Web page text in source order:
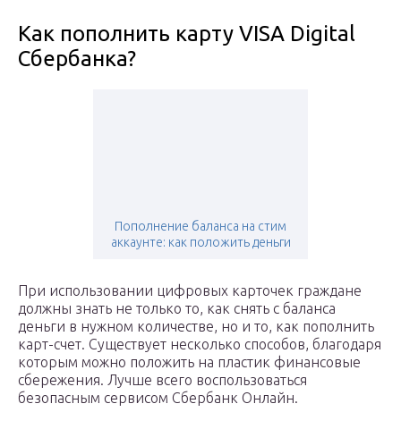
Как пополнить карту VISA Digital
Сбербанка?
Пополнение баланса на стим
аккаунте: как положить деньги
При использовании цифровых карточек граждане
должны знать не только то, как снять с баланса
деньги в нужном количестве, но и то, как пополнить
карт-счет. Существует несколько способов, благодаря
которым можно положить на пластик финансовые
сбережения. Лучше всего воспользоваться
безопасным сервисом Сбербанк Онлайн.